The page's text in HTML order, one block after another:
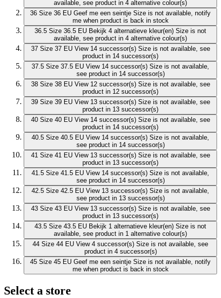
available, see product in 4 alternative colour(s)
36 Size 36 EU Geef me een seintje Size is not available, notify
me when product is back in stock
36.5 Size 36.5 EU Bekijk 4 alternatieve kleur(en) Size is not
available, see product in 4 alternative colour(s)
37 Size 37 EU View 14 successor(s) Size is not available, see
product in 14 successor(s)
37.5 Size 37.5 EU View 14 successor(s) Size is not available,
see product in 14 successor(s)
38 Size 38 EU View 12 successor(s) Size is not available, see
product in 12 successor(s)
39 Size 39 EU View 13 successor(s) Size is not available, see
product in 13 successor(s)
40 Size 40 EU View 14 successor(s) Size is not available, see
product in 14 successor(s)
40.5 Size 40.5 EU View 14 successor(s) Size is not available,
see product in 14 successor(s)
41 Size 41 EU View 13 successor(s) Size is not available, see
product in 13 successor(s)
41.5 Size 41.5 EU View 14 successor(s) Size is not available,
see product in 14 successor(s)
42.5 Size 42.5 EU View 13 successor(s) Size is not available,
see product in 13 successor(s)
43 Size 43 EU View 13 successor(s) Size is not available, see
product in 13 successor(s)
43.5 Size 43.5 EU Bekijk 1 alternatieve kleur(en) Size is not
available, see product in 1 alternative colour(s)
44 Size 44 EU View 4 successor(s) Size is not available, see
product in 4 successor(s)
45 Size 45 EU Geef me een seintje Size is not available, notify
me when product is back in stock
Select a store